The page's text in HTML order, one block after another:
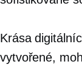
Krása
vytvořené,